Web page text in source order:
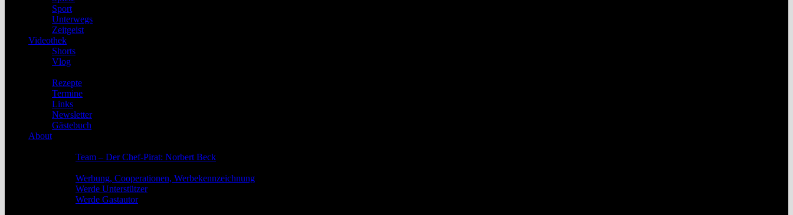
Sport
Unterwegs
Zeitgeist
Videothek
Shorts
Vlog
Rezepte
Termine
Links
Newsletter
Gästebuch
About
Team – Der Chef-Pirat: Norbert Beck
Werbung, Cooperationen, Werbekennzeichnung
Werde Unterstützer
Werde Gastautor